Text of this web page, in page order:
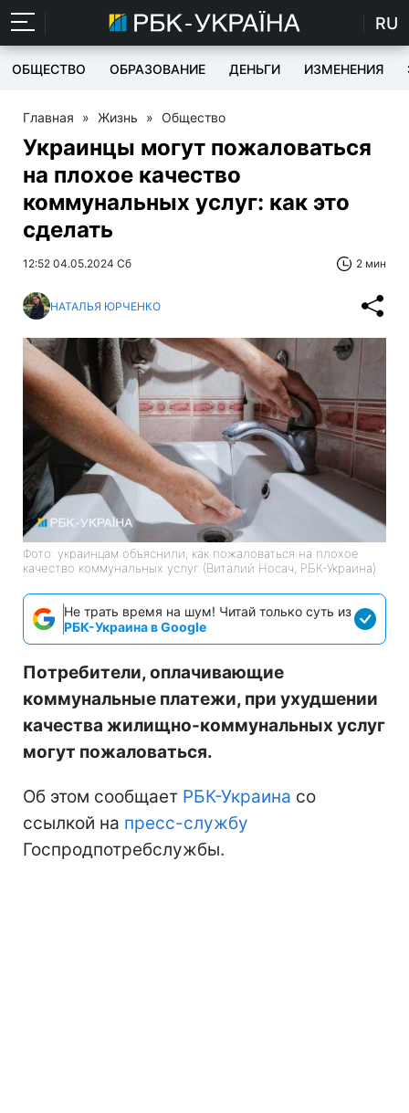
RU
ОБЩЕСТВО ОБРАЗОВАНИЕ ДЕНЬГИ ИЗМЕНЕНИЯ
Главная » Жизнь » Общество
Украинцы могут пожаловаться
на плохое качество
коммунальных услуг: как это
сделать
12:52 04.05.2024 Сб 2 мин
НАТАЛЬЯ ЮРЧЕНКО
Фото: украинцам объяснили, как пожаловаться на плохое
качество коммунальных услуг (Виталий Носач, РБК-Украина)
Не трать время на шум! Читай только суть из
РБК-Украина в Google
Потребители, оплачивающие
коммунальные платежи, при ухудшении
качества жилищно-коммунальных услуг
могут пожаловаться.
Об этом сообщает РБК-Украина со
ссылкой на пресс-службу
Госпродпотребслужбы.